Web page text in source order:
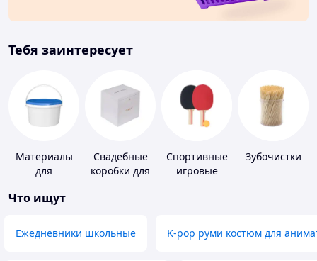
Тебя заинтересует
Материалы
для
полимерных
Свадебные
коробки для
Спортивные
игровые
Зубочистки
Что ищут
Ежедневники школьные K-pop руми костюм для